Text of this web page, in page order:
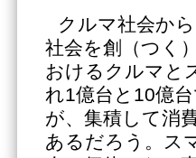
クルマ社会か
社会を創（つく
おけるクルマと
れ1億台と10億
が、集積して消
あるだろう。ス